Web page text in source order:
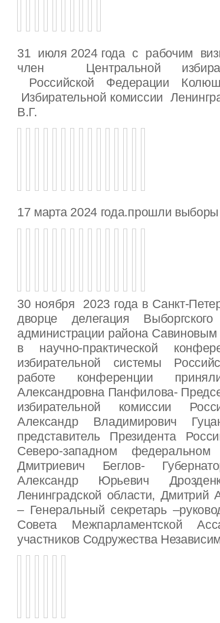
31 июля 2024 года с рабочим
член Центральной
Российской Федерации
Избирательной комиссии
В.Г.
17 марта 2024 года.прошли
30 ноября 2023 года в Санкт-
дворце делегация
администрации района Савиновым
в научно-практической
избирательной системы
работе конференции
Александровна Панфилова-
избирательной комиссии
Александр Владимирович
представитель Президента
Северо-западном федеральном
Дмитриевич Беглов-
Александр Юрьевич
Ленинградской области, Дмитрий
– Генеральный секретарь
Совета Межпарламентской
участников Содружества